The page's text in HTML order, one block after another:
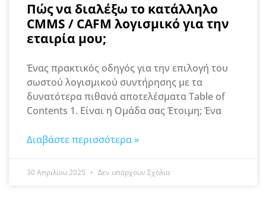
Πώς να διαλέξω το κατάλληλο
CMMS / CAFM λογισμικό για την
εταιρία μου;
Ένας πρακτικός οδηγός για την επιλογή του
σωστού λογισμικού συντήρησης με τα
δυνατότερα πιθανά αποτελέσματα Table of
Contents 1. Είναι η Ομάδα σας Έτοιμη; Ένα
Διαβάστε περισσότερα »
30 Απριλίου 2025 Δεν υπάρχουν Σχόλια